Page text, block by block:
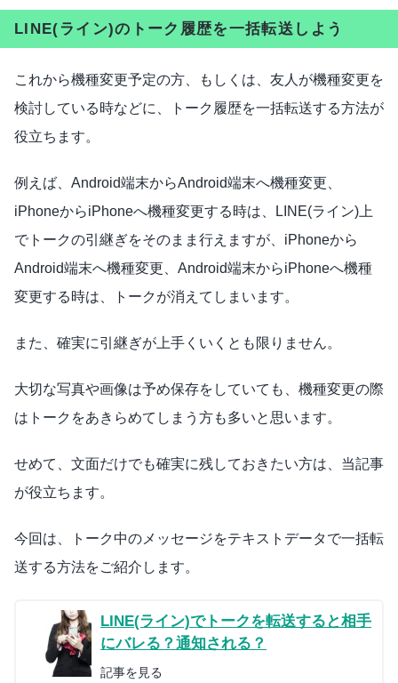
LINE(ライン)のトーク履歴を一括転送しよう
これから機種変更予定の方、もしくは、友人が機種変更を
検討している時などに、トーク履歴を一括転送する方法が
役立ちます。
例えば、Android端末からAndroid端末へ機種変更、
iPhoneからiPhoneへ機種変更する時は、LINE(ライン)上
でトークの引継ぎをそのまま行えますが、iPhoneから
Android端末へ機種変更、Android端末からiPhoneへ機種
変更する時は、トークが消えてしまいます。
また、確実に引継ぎが上手くいくとも限りません。
大切な写真や画像は予め保存をしていても、機種変更の際
はトークをあきらめてしまう方も多いと思います。
せめて、文面だけでも確実に残しておきたい方は、当記事
が役立ちます。
今回は、トーク中のメッセージをテキストデータで一括転
送する方法をご紹介します。
LINE(ライン)でトークを転送すると相手
にバレる？通知される？
記事を見る